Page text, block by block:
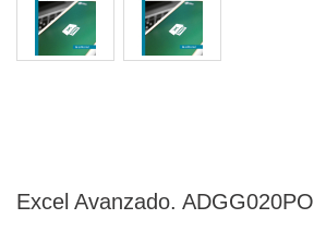
Excel Avanzado. ADGG020PO